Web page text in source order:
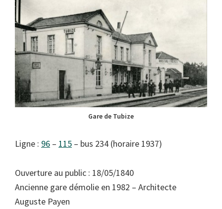
Gare de Tubize
Ligne : 96 – 115 – bus 234 (horaire 1937)
Ouverture au public : 18/05/1840
Ancienne gare démolie en 1982 – Architecte
Auguste Payen